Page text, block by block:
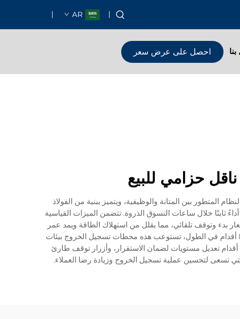
AR
احصل على عرض سعر
حزامي للبيع
المتطور بين المتانة والوظيفية، ويتميز ببنية من الفولاذ
خلال ساعات التسوق الذروة. تتضمن الميزات القياسية
بدء وتوقف تلقائي، مما يقلل من استهلاك الطاقة ويمد عمر
الحزام. يضم تصميم المنضدة حلول إدارة الكابلات ومجال كافٍ لتكامل أجهزة نقطة البيع. وبأبعاد تتراوح عادةً بين 6 إلى 8 أقدام في الطول، تستوعب هذه محطات تسجيل الخروج بيئات
أقدام تعديل مستويات لضمان الاستقرار، وأزرار توقف طارئ